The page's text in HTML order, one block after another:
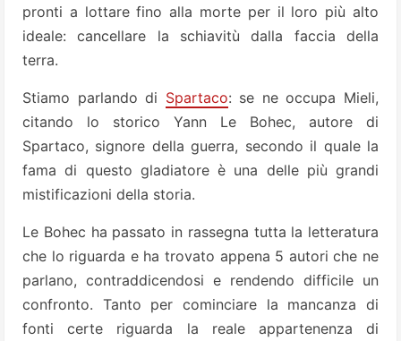
pronti a lottare fino alla morte per il loro più alto
ideale: cancellare la schiavitù dalla faccia della
terra.
Stiamo parlando di Spartaco: se ne occupa Mieli,
citando lo storico Yann Le Bohec, autore di
Spartaco, signore della guerra, secondo il quale la
fama di questo gladiatore è una delle più grandi
mistificazioni della storia.
Le Bohec ha passato in rassegna tutta la letteratura
che lo riguarda e ha trovato appena 5 autori che ne
parlano, contraddicendosi e rendendo difficile un
confronto. Tanto per cominciare la mancanza di
fonti certe riguarda la reale appartenenza di